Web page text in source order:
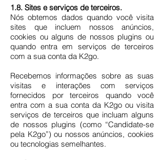
1.8. Sites e serviços de terceiros.
Nós obtemos dados quando você visita
sites que incluem nossos anúncios,
cookies ou alguns de nossos plugins ou
quando entra em serviços de terceiros
com a sua conta da K2go.
Recebemos informações sobre as suas
visitas e interações com serviços
fornecidos por terceiros quando você
entra com a sua conta da K2go ou visita
serviços de terceiros que incluam alguns
de nossos plugins (como “Candidate-se
pela K2go”) ou nossos anúncios, cookies
ou tecnologias semelhantes.